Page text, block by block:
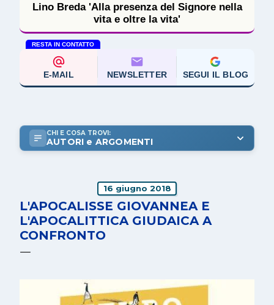
Lino Breda 'Alla presenza del Signore nella
vita e oltre la vita'
RESTA IN CONTATTO
E-MAIL NEWSLETTER SEGUI IL BLOG
CHI E COSA TROVI:
AUTORI e ARGOMENTI
16 giugno 2018
L'APOCALISSE GIOVANNEA E
L'APOCALITTICA GIUDAICA A
CONFRONTO